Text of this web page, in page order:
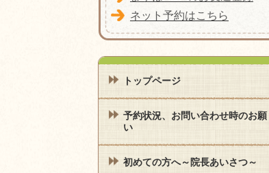
ネット予約はこちら
トップページ
予約状況、お問い合わせ時のお願
い
初めての方へ～院長あいさつ～